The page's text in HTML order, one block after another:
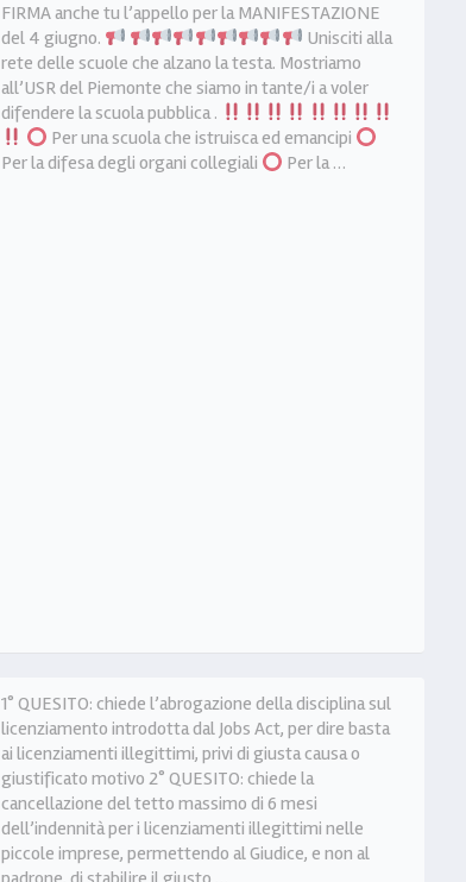
FIRMA anche tu l’appello per la MANIFESTAZIONE
del 4 giugno.
Unisciti alla
rete delle scuole che alzano la testa. Mostriamo
all’USR del Piemonte che siamo in tante/i a voler
difendere la scuola pubblica .
Per una scuola che istruisca ed emancipi
Per la difesa degli organi collegiali
Per la …
1° QUESITO: chiede l’abrogazione della disciplina sul
licenziamento introdotta dal Jobs Act, per dire basta
ai licenziamenti illegittimi, privi di giusta causa o
giustificato motivo 2° QUESITO: chiede la
cancellazione del tetto massimo di 6 mesi
dell’indennità per i licenziamenti illegittimi nelle
piccole imprese, permettendo al Giudice, e non al